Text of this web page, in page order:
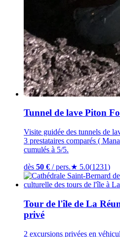
Tunnel de lave Piton
Visite guidée des tunnels de
3 prestataires comparés (
cumulés à 5/5.
dès 50 € / pers.★ 5.0(1231)
Tour de l'île de La
privé
2 excursions privées en